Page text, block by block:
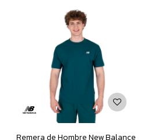
Remera de Hombre New Balance